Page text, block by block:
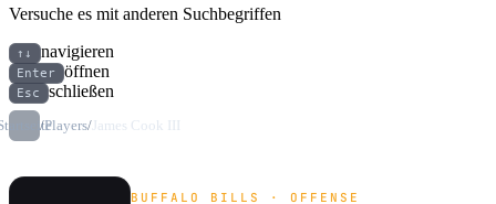
Versuche es mit anderen Suchbegriffen
↑↓ navigieren
Enter öffnen
Esc schließen
/Players/ James Cook III
BUFFALO BILLS · OFFENSE